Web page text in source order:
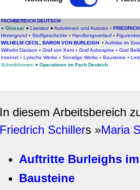
FACHBEREICH DEUTSCH
● Glossar ● Literatur● Autorinnen und Autoren ▪
Hintergrund ▪ Stoffgeschichte ▪ Handlungsverlauf ▪
WILHELM CECIL, BARON VON BURLEIGH • Auftritte im
Wilhelm Davison ▪ Graf von Kent ▪ Graf Aubespine ▪ Graf
Internet ▪ Lyrische Werke ▪ Sonstige Werke ▪ Bausteine ▪
Schreibformen ● Operatoren im Fach Deutsch
In diesem Arbeitsbereich
Friedrich Schillers »Maria
Auftritte Burleighs
Bausteine